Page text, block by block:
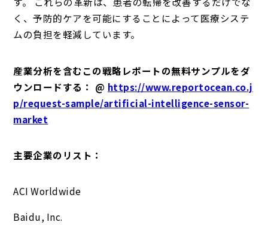
く、予防的ケアを可能にすることによって医療システ
ムの負担を軽減しています。
産業分析を含むこの戦略レポートの無料サンプルをダ
ウンロードする： @ https://www.reportocean.co.j
p/request-sample/artificial-intelligence-sensor-
market
主要企業のリスト：
ACI Worldwide
Baidu, Inc.